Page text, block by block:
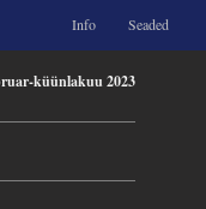
Info Seaded
küünlakuu 2023